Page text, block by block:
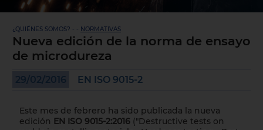
¿QUIÉNES SOMOS? - - NORMATIVAS
Nueva edición de la norma de ensayo
de microdureza
29/02/2016 EN ISO 9015-2
Este mes de febrero ha sido publicada la nueva
edición EN ISO 9015-2:2016("Destructive tests on